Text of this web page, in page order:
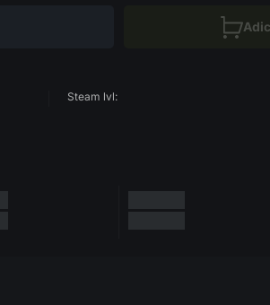
Steam lvl: